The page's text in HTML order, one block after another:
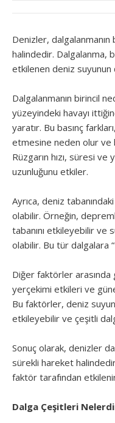
Denizler,
halindedir. Dalgalanma,
etkilenen deniz
Dalgalanmanın birincil
yüzeyindeki havayı
yaratır. Bu basınç
etmesine neden olur ve
Rüzgarın hızı, süresi
uzunluğunu etkiler.
Ayrıca, deniz
olabilir. Örneğin,
tabanını etkileyebilir ve
olabilir. Bu tür dalgalara
Diğer faktörler arasında
yerçekimi etkileri ve
Bu faktörler, deniz
etkileyebilir ve çeşitli
Sonuç olarak, denizler
sürekli hareket
faktör tarafından
Dalga Çeşitleri